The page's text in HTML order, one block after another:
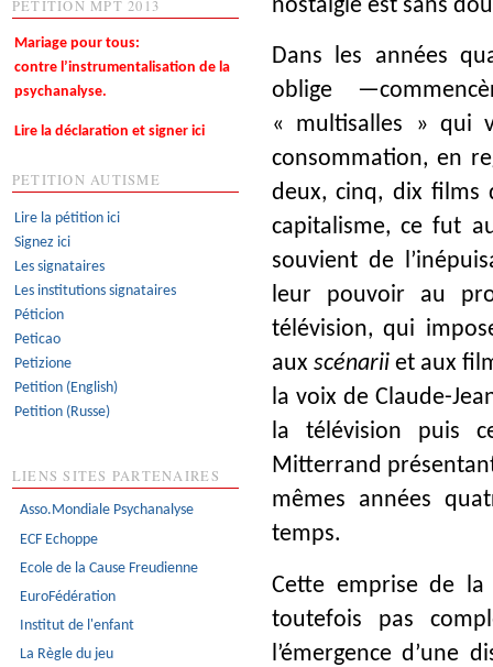
nostalgie est sans
Dans les années
oblige
« multisalles » qui
consommation, en
deux, cinq, dix films
capitalisme, ce fut
souvient de
leur pouvoir au
télévision, qui
aux scénarii et aux
la voix de Claude-
la télévision puis
Mitterrand
mêmes années
temps.
Cette emprise de
toutefois pas
l’émergence d’une
PETITION MPT 2013
Mariage pour tous:
contre l’instrumentalisation de la
psychanalyse.
Lire la déclaration et signer ici
PETITION AUTISME
Lire la pétition ici
Signez ici
Les signataires
Les institutions signataires
Péticion
Peticao
Petizione
Petition (English)
Petition (Russe)
LIENS SITES PARTENAIRES
Asso.Mondiale Psychanalyse
ECF Echoppe
Ecole de la Cause Freudienne
EuroFédération
Institut de l'enfant
La Règle du jeu